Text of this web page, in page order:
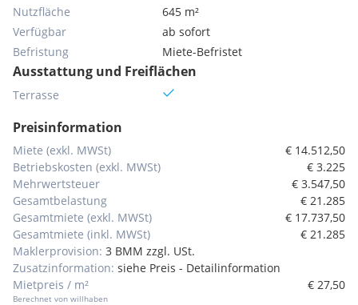
Nutzfläche
645 m²
Verfügbar
ab sofort
Befristung
Miete-Befristet
Ausstattung und Freiflächen
Terrasse
Preisinformation
Miete (exkl. MWSt)
€ 14.512,50
Betriebskosten (exkl. MWSt)
€ 3.225
Mehrwertsteuer
€ 3.547,50
Gesamtbelastung
€ 21.285
Gesamtmiete (exkl. MWSt)
€ 17.737,50
Gesamtmiete (inkl. MWSt)
€ 21.285
Maklerprovision: 3 BMM zzgl. USt.
Zusatzinformation: siehe Preis - Detailinformation
Mietpreis / m²
Berechnet von willhaben
€ 27,50